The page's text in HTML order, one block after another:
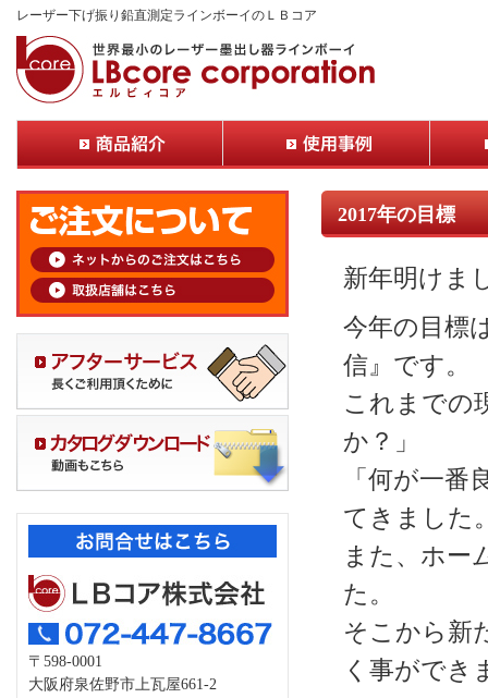
レーザー下げ振り鉛直測定ラインボーイのＬＢコア
2017年の目標
新年明けま
今年の目標
信』です。
これまでの
か？」
「何が一
てきました
また、ホー
た。
そこから新
く事ができ
〒598-0001
大阪府泉佐野市上瓦屋661-2